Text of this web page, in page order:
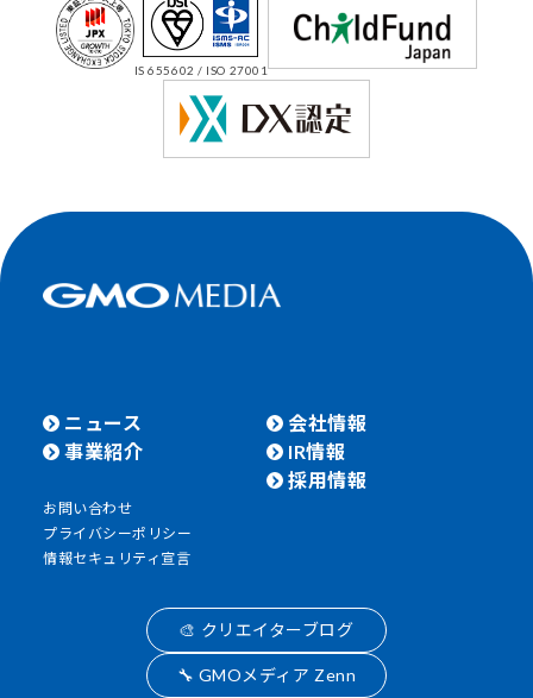
IS 655602 / ISO 27001
ニュース
事業紹介
会社情報
IR情報
採用情報
お問い合わせ
プライバシーポリシー
情報セキュリティ宣言
🎨 クリエイターブログ
🔧 GMOメディア Zenn